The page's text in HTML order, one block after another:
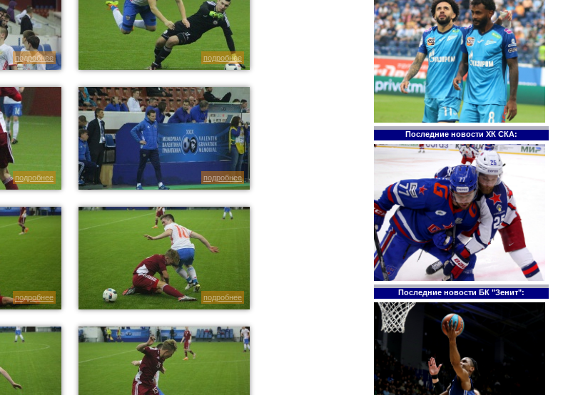
подробнее подробнее
подробнее подробнее
подробнее подробнее
Последние новости ХК СКА:
Последние новости БК "Зенит":